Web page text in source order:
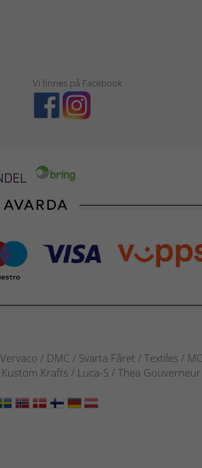
Vi finnes på Facebook
/ DMC / Svarta Fåret / Textiles /
Krafts / Luca-S / Thea